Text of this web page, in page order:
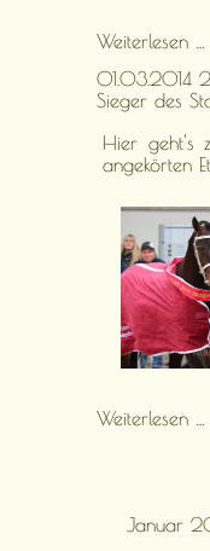
Weiterlesen …
01.03.2014
Sieger des
Hier geht's
angekörten
Weiterlesen …
Januar